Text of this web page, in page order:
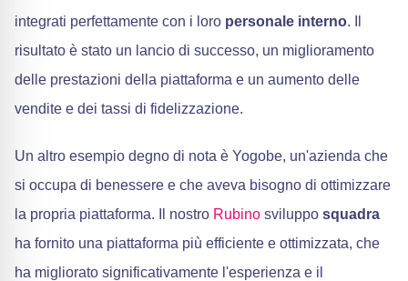
integrati perfettamente con i loro personale interno. Il
risultato è stato un lancio di successo, un miglioramento
delle prestazioni della piattaforma e un aumento delle
vendite e dei tassi di fidelizzazione.
Un altro esempio degno di nota è Yogobe, un'azienda che
si occupa di benessere e che aveva bisogno di ottimizzare
la propria piattaforma. Il nostro Rubino sviluppo squadra
ha fornito una piattaforma più efficiente e ottimizzata, che
ha migliorato significativamente l'esperienza e il